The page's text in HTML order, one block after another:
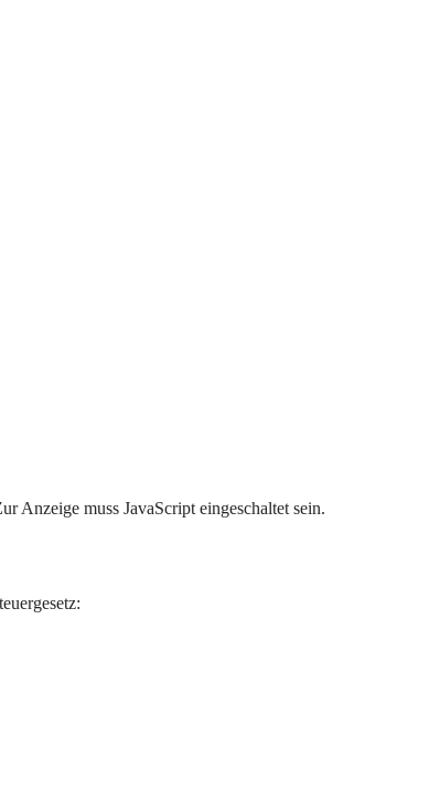
Anzeige muss JavaScript eingeschaltet sein.